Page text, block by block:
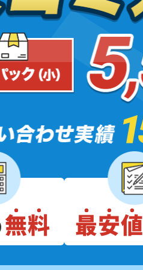
無料 最安値